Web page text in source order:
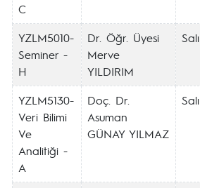
C
YZLM5010-
Seminer -
H
Dr. Öğr. Üyesi
Merve
YILDIRIM
Salı
YZLM5130-
Veri Bilimi
Ve
Analitiği -
A
Doç. Dr.
Asuman
GÜNAY YILMAZ
Salı